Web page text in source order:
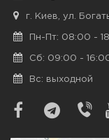
г. Киев, ул.
Пн-Пт: 08:00 -
Сб: 09:00 -
Вс: выходной